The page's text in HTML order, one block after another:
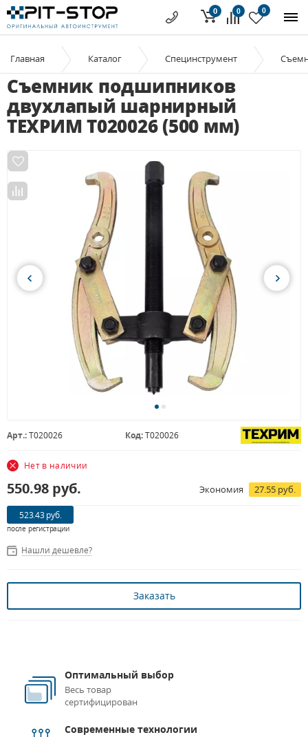
0 0
0
Главная Каталог Специнструмент
Съемник подшипников
двухлапый шарнирный
ТЕХРИМ T020026 (500 мм)
Арт.:T020026 Код:T020026
Нет в наличии
550.98 руб. Экономия 27.55 руб.
523.43 руб.
после регистрации
Нашли дешевле?
Заказать
Оптимальный выбор
Весь товар
сертифицирован
Современные технологии